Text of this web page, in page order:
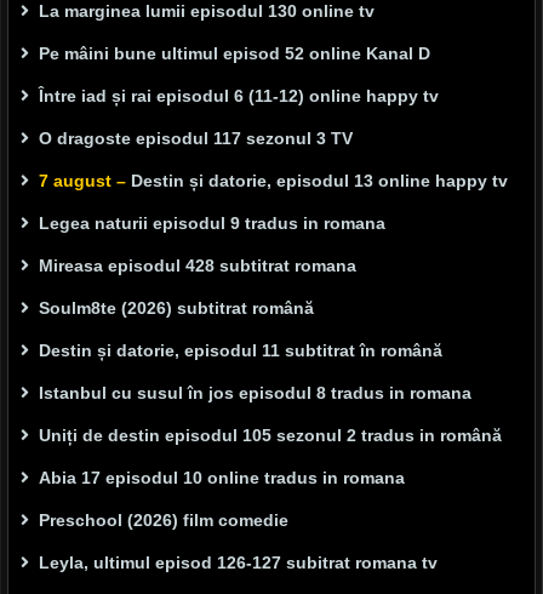
La marginea lumii episodul 130 online tv
Pe mâini bune ultimul episod 52 online Kanal D
Între iad și rai episodul 6 (11-12) online happy tv
O dragoste episodul 117 sezonul 3 TV
7 august – Destin și datorie, episodul 13 online happy tv
Legea naturii episodul 9 tradus in romana
Mireasa episodul 428 subtitrat romana
Soulm8te (2026) subtitrat română
Destin și datorie, episodul 11 subtitrat în română
Istanbul cu susul în jos episodul 8 tradus in romana
Uniți de destin episodul 105 sezonul 2 tradus in română
Abia 17 episodul 10 online tradus in romana
Preschool (2026) film comedie
Leyla, ultimul episod 126-127 subitrat romana tv